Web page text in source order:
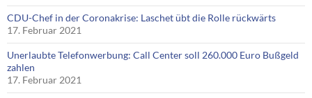
CDU-Chef in der Coronakrise: Laschet übt die Rolle rückwärts
17. Februar 2021
Unerlaubte Telefonwerbung: Call Center soll 260.000 Euro Bußgeld
zahlen
17. Februar 2021